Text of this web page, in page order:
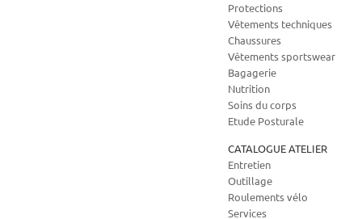
Protections
Vêtements techniques
Chaussures
Vêtements sportswear
Bagagerie
Nutrition
Soins du corps
Etude Posturale
CATALOGUE ATELIER
Entretien
Outillage
Roulements vélo
Services